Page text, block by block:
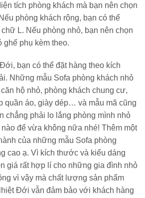
tích phòng khách mà bạn nên chọn
phòng khách rộng, bạn có thể
L. Nếu phòng nhỏ, bạn nên chọn
ghế phụ kèm theo.
bạn có thể đặt hàng theo kích
Những mẫu Sofa phòng khách nhỏ
hộ nhỏ, phòng khách chung cư,
quần áo, giày dép… và mẫu mã cũng
chẳng phải lo lắng phòng mình nhỏ
để vừa không nữa nhé! Thêm một
của những mẫu Sofa phòng
cao ạ. Vì kích thước và kiểu dáng
giá rất hợp lí cho những gia đình nhỏ
vì vậy mà chất lượng sản phẩm
Đới vẫn đảm bảo với khách hàng